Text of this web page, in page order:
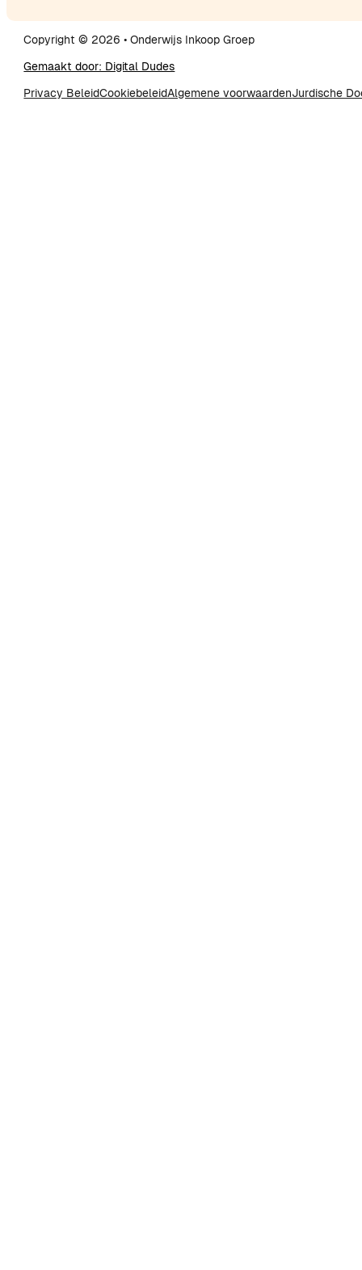
Copyright © 2026 • Onderwijs Inkoop Groep
Gemaakt door: Digital Dudes
Privacy BeleidCookiebeleidAlgemene voorwaardenJurdische